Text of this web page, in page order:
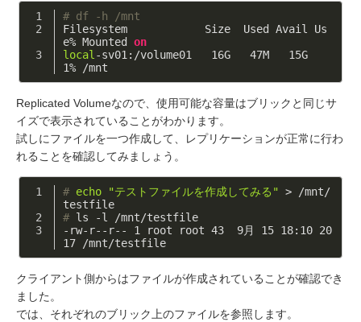
# df -h /mnt
Filesystem            Size  Used Avail Us
e% Mounted on
local-sv01:/volume01 16G 47M 15
1% /mnt
Replicated Volumeなので、使用可能な容量はブリックと同じサ
イズで表示されていることがわかります。
試しにファイルを一つ作成して、レプリケーションが正常に行わ
れることを確認してみましょう。
# echo "テストファイルを作成してみる" > /mnt/
testfile
# ls -l /mnt/testfile
-rw-r--r-- 1 root root 43  9月 15 18:10 20
17 /mnt/testfile
クライアント側からはファイルが作成されていることが確認でき
ました。
では、それぞれのブリック上のファイルを参照します。